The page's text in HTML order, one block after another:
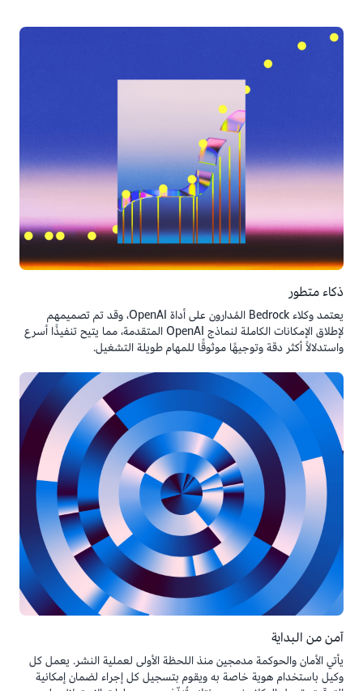
ذكاء متطور
يعتمد وكلاء Bedrock المُدارون على أداة OpenAI، وقد تم تصميمهم
لإطلاق الإمكانات الكاملة لنماذج OpenAI المتقدمة، مما يتيح تنفيذًا أسرع
واستدلالاً أكثر دقة وتوجيهًا موثوقًا للمهام طويلة التشغيل.
آمن من البداية
يأتي الأمان والحوكمة مدمجين منذ اللحظة الأولى لعملية النشر. يعمل كل
وكيل باستخدام هوية خاصة به ويقوم بتسجيل كل إجراء لضمان إمكانية